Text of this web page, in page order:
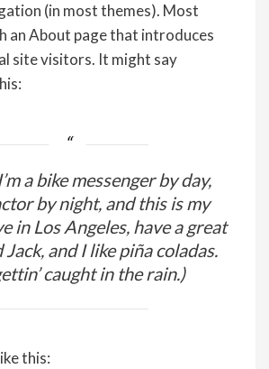
(in most themes). Most
an About page that introduces
site visitors. It might say
a bike messenger by day,
by night, and this is my
in Los Angeles, have a great
Jack, and I like piña coladas.
caught in the rain.)
this: